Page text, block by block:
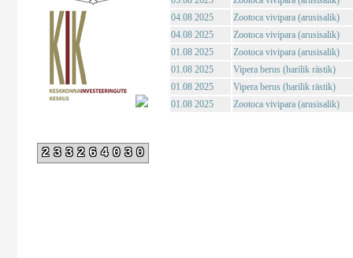
233264030
04.08 2025
Zootoca vivipara (arusisalik)
04.08 2025
Zootoca vivipara (arusisalik)
01.08 2025
Zootoca vivipara (arusisalik)
01.08 2025
Vipera berus (harilik rästik)
01.08 2025
Vipera berus (harilik rästik)
01.08 2025
Zootoca vivipara (arusisalik)